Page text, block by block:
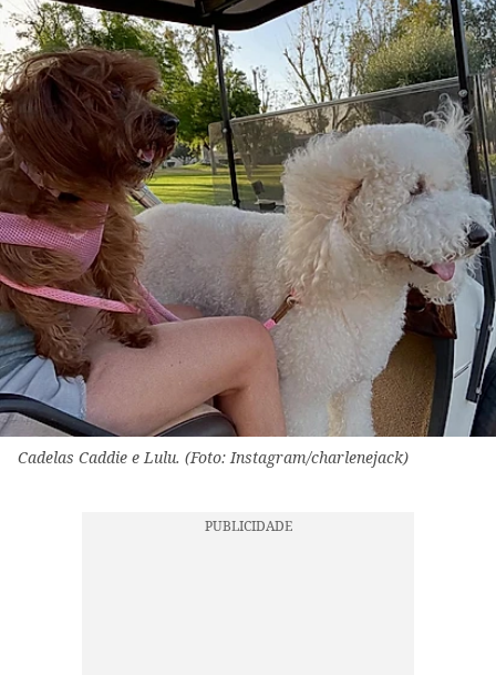
Cadelas Caddie e Lulu. (Foto: Instagram/charlenejack)